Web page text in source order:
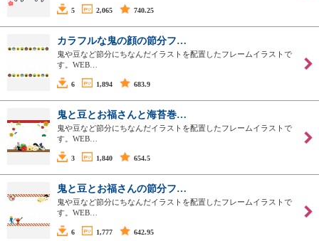
5 2,065 740.25
カラフルな鬼の顔の節分フ…
鬼や豆など節分にちなんだイラストを配置したフレームイラストで
す。WEB…
6 1,894 683.9
鬼と豆とお福さんと海苔巻…
鬼や豆など節分にちなんだイラストを配置したフレームイラストで
す。WEB…
3 1,840 654.5
鬼と豆とお福さんの節分フ…
鬼や豆など節分にちなんだイラストを配置したフレームイラストで
す。WEB…
6 1,777 642.95